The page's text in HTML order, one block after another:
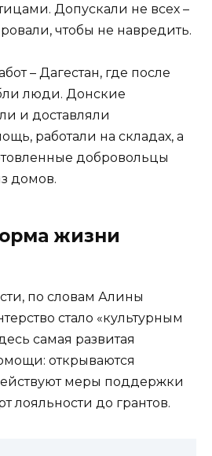
Допускали не всех –
чтобы не навредить.
– Дагестан, где после
люди. Донские
и доставляли
работали на складах, а
добровольцы
домов.
жизни
по словам Алины
стало «культурным
самая развитая
открываются
меры поддержки
лояльности до грантов.